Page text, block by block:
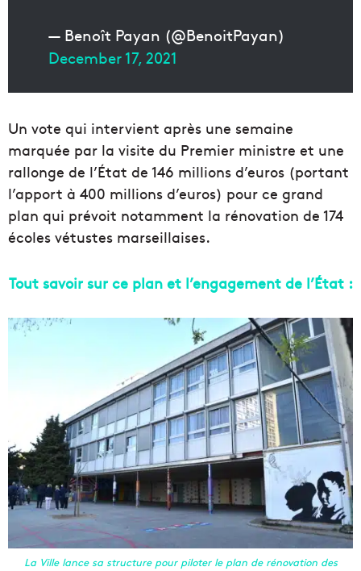
— Benoît Payan (@BenoitPayan)
December 17, 2021
Un vote qui intervient après une semaine
marquée par la visite du Premier ministre et une
rallonge de l’État de 146 millions d’euros (portant
l’apport à 400 millions d’euros) pour ce grand
plan qui prévoit notamment la rénovation de 174
écoles vétustes marseillaises.
Tout savoir sur ce plan et l’engagement de l’État :
La Ville lance sa structure pour piloter le plan de rénovation des